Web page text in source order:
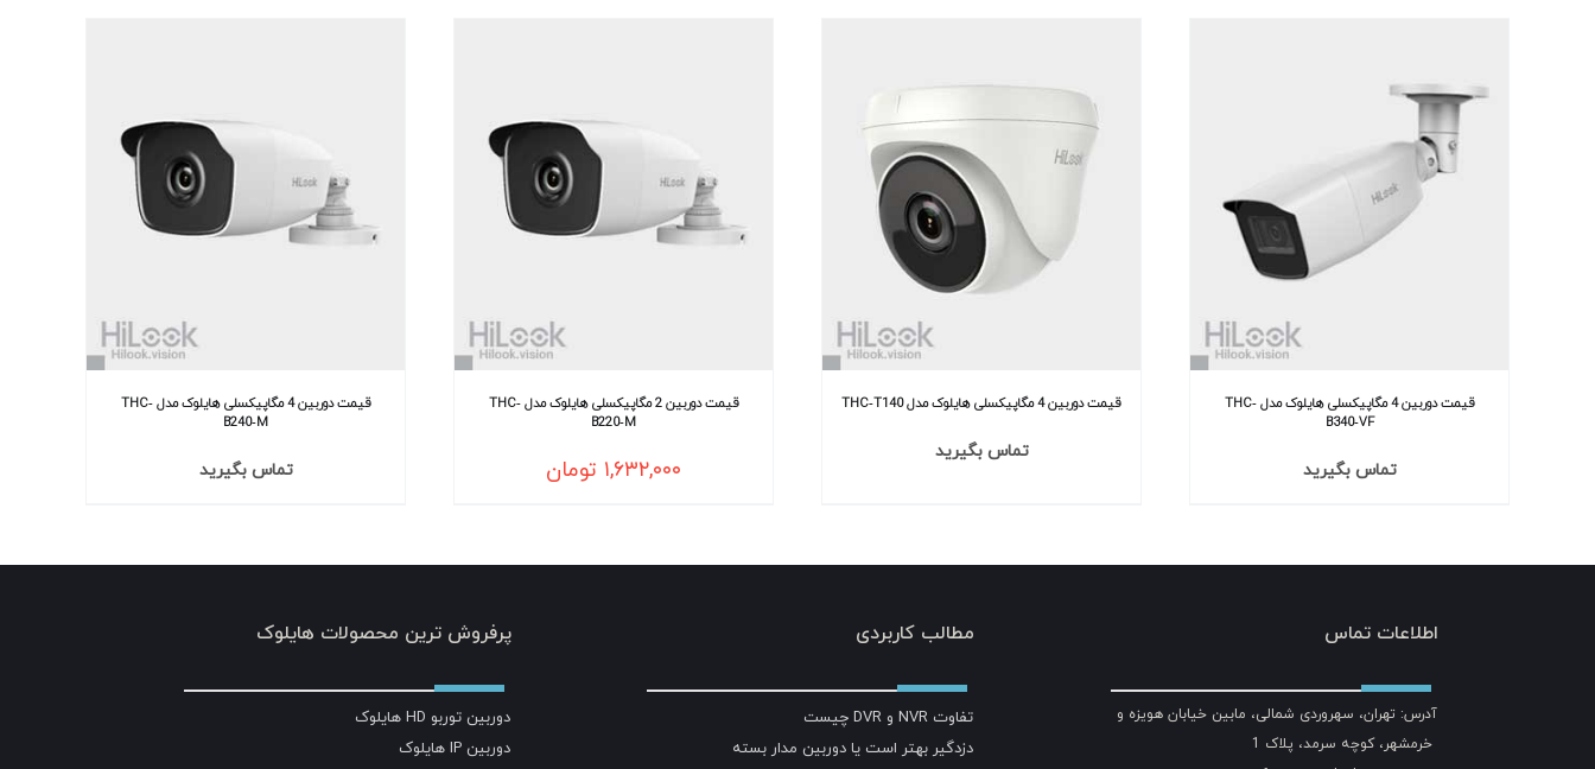
قیمت دوربین 4 مگاپیکسلی هایلوک مدل THC‐
B340‐VF
تماس بگیرید
قیمت دوربین 4 مگاپیکسلی هایلوک مدل THC‐T140
تماس بگیرید
قیمت دوربین 2 مگاپیکسلی هایلوک مدل THC‐
B220‐M
۱,۶۳۲,۰۰۰ تومان
قیمت دوربین 4 مگاپیکسلی هایلوک مدل THC‐
B240‐M
تماس بگیرید
اطلاعات تماس
آدرس: تهران، سهروردی شمالی، مابین خیابان هویزه و
خرمشهر، کوچه سرمد، پلاک 1
مطالب کاربردی
تفاوت NVR و DVR چیست
دزدگیر بهتر است یا دوربین مدار بسته
پرفروش ترین محصولات هایلوک
دوربین توربو HD هایلوک
دوربین IP هایلوک